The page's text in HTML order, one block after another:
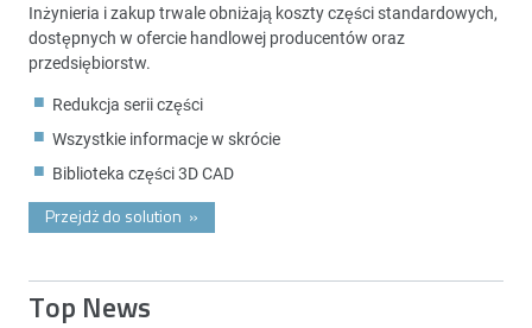
Inżynieria i zakup trwale obniżają koszty części standardowych,
dostępnych w ofercie handlowej producentów oraz
przedsiębiorstw.
Redukcja serii części
Wszystkie informacje w skrócie
Biblioteka części 3D CAD
Przejdż do solution »
Top News